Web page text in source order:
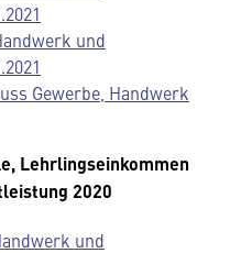
und
Gewerbe, Handwerk
Lehrlingseinkommen
2020
und